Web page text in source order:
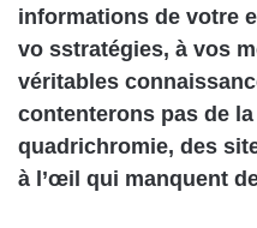
informations de votre
vo sstratégies, à vos
véritables
contenterons pas de
quadrichromie, des
à l’œil qui manquent